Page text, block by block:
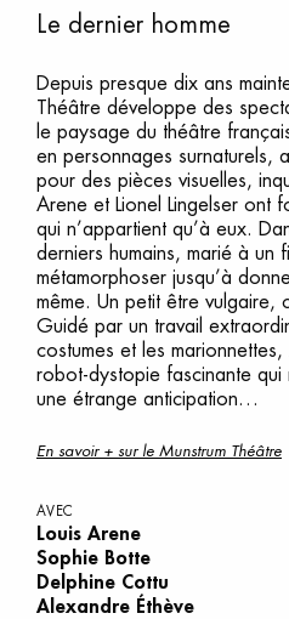
Le dernier homme
Depuis presque dix ans
Théâtre développe des
le paysage du théâtre
en personnages surnaturels,
pour des pièces visuelles,
Arene et Lionel Lingelser ont
qui n’appartient qu’à eux.
derniers humains, marié à un
métamorphoser jusqu’à
même. Un petit être vulgaire,
Guidé par un travail
costumes et les marionnettes,
robot-dystopie fascinante qui
une étrange anticipation…
En savoir + sur le Munstrum Théâtre
AVEC
Louis Arene
Sophie Botte
Delphine Cottu
Alexandre Éthève